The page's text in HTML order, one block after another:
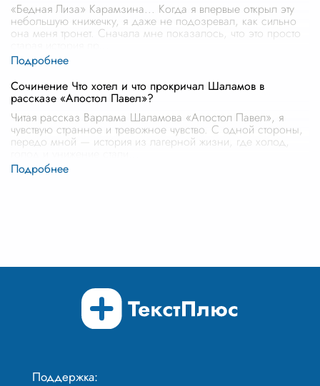
«Бедная Лиза» Карамзина... Когда я впервые открыл эту
небольшую книжечку, я даже не подозревал, как сильно
она меня тронет. Сначала мне показалось, что это просто
Сочинение Что хотел и что прокричал Шаламов в
рассказе «Апостол Павел»?
Читая рассказ Варлама Шаламова «Апостол Павел», я
чувствую странное и тревожное чувство. С одной стороны,
передо мной — история из лагерной жизни, где холод,
Поддержка: